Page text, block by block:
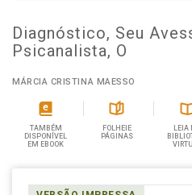
Diagnóstico, Seu
Psicanalista, O
MÁRCIA CRISTINA MAESSO
TAMBÉM
DISPONÍVEL
EM EBOOK
FOLHEIE
PÁGINAS
LEIA